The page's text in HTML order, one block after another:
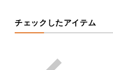
チェックしたアイテム